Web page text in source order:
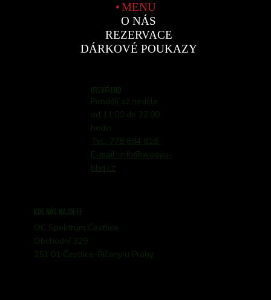
MENU
O NÁS
REZERVACE
DÁRKOVÉ POUKAZY
OTEVŘENO
Pondělí až neděle
od 11:00 do 22:00
hodin
Tel.: 778 884 818
E-mail: info@wagyu-
bbq.cz
KDE NÁS NAJDETE
OC Spektrum Čestlice
Obchodní 329
251 01 Čestlice-Říčany u Prahy